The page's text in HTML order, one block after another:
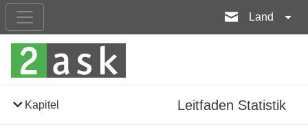
Land
Kapitel Leitfaden Statistik